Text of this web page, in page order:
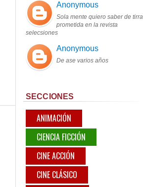
Anonymous
Sola mente quiero saber de tirra
prometida en la revista
selecsiones
Anonymous
De ase varios años
SECCIONES
ANIMACIÓN
CIENCIA FICCIÓN
CINE ACCIÓN
CINE CLÁSICO